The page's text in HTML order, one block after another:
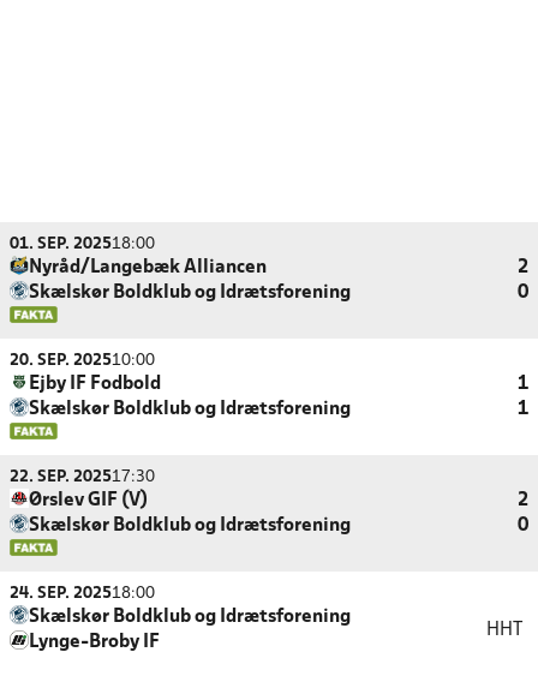
01. SEP. 202518:00
Nyråd/Langebæk Alliancen
2
Skælskør Boldklub og Idrætsforening
0
20. SEP. 202510:00
Ejby IF Fodbold
1
Skælskør Boldklub og Idrætsforening
1
22. SEP. 202517:30
Ørslev GIF (V)
2
Skælskør Boldklub og Idrætsforening
0
24. SEP. 202518:00
Skælskør Boldklub og Idrætsforening
Lynge-Broby IF
HHT